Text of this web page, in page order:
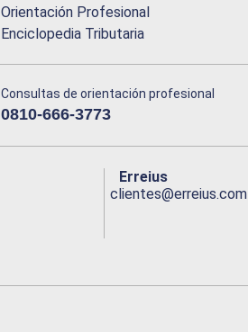
Orientación Profesional
Enciclopedia Tributaria
Consultas de orientación profesional
0810-666-3773
Erreius
clientes@erreius.com